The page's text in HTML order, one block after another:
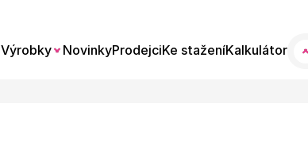
Výrobky NovinkyProdejciKe staženíKalkulátor